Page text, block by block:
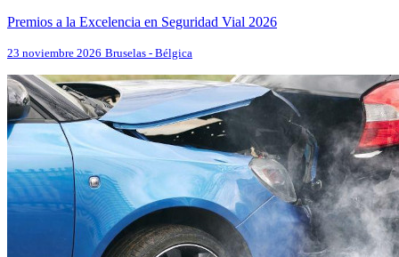
Premios a la Excelencia en Seguridad Vial 2026
23 noviembre 2026 Bruselas - Bélgica